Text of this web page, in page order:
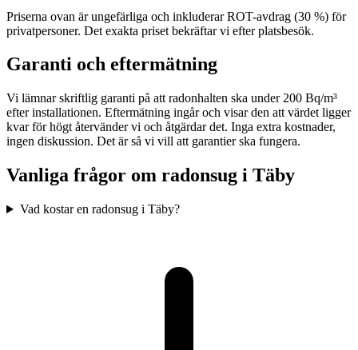
Priserna ovan är ungefärliga och inkluderar ROT-avdrag (30 %) för
privatpersoner. Det exakta priset bekräftar vi efter platsbesök.
Garanti och eftermätning
Vi lämnar skriftlig garanti på att radonhalten ska under 200 Bq/m³
efter installationen. Eftermätning ingår och visar den att värdet ligger
kvar för högt återvänder vi och åtgärdar det. Inga extra kostnader,
ingen diskussion. Det är så vi vill att garantier ska fungera.
Vanliga frågor om radonsug i Täby
Vad kostar en radonsug i Täby?